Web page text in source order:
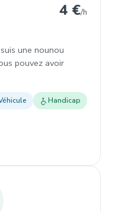
4 €/h
une nounou
pouvez avoir
Handicap